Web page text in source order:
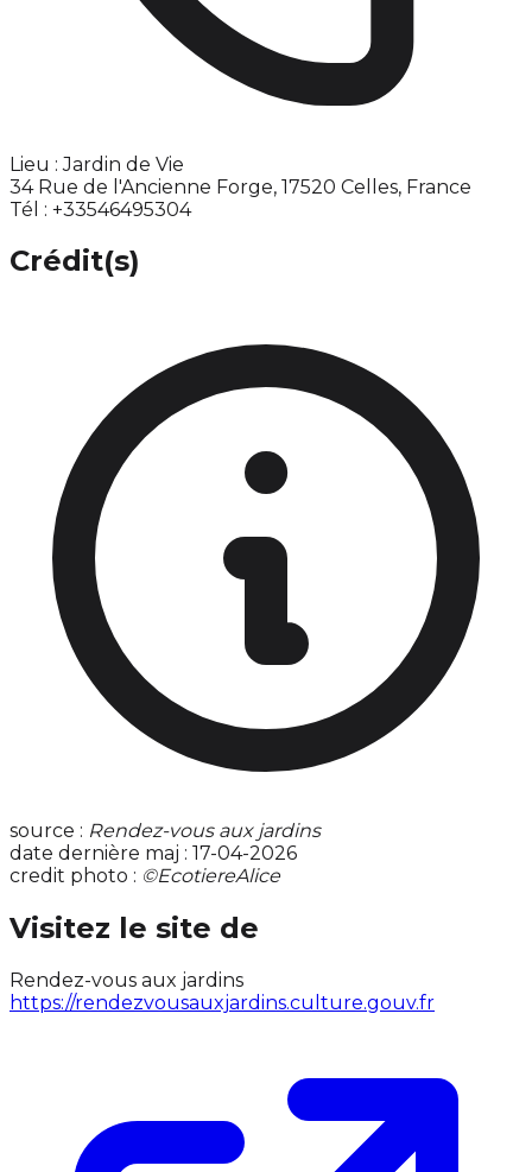
Lieu : Jardin de Vie
34 Rue de l'Ancienne Forge, 17520 Celles, France
Tél : +33546495304
Crédit(s)
source : Rendez-vous aux jardins
date dernière maj : 17-04-2026
credit photo : ©EcotiereAlice
Visitez le site de
Rendez-vous aux jardins
https://rendezvousauxjardins.culture.gouv.fr